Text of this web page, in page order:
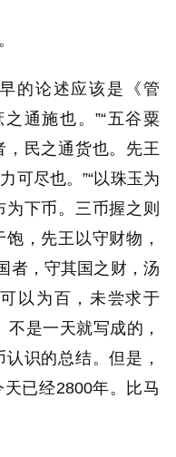
的论述应该是《管
通施也。”“五谷粟
民之通货也。先王
可尽也。”“以珠玉为
下币。三币握之则
，先王以守财物，
者，守其国之财，汤
以为百，未尝求于
不是一天就写成的，
识的总结。但是，
已经2800年。比马